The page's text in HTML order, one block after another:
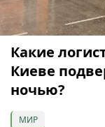
Какие
Киеве
ночью?
МИР